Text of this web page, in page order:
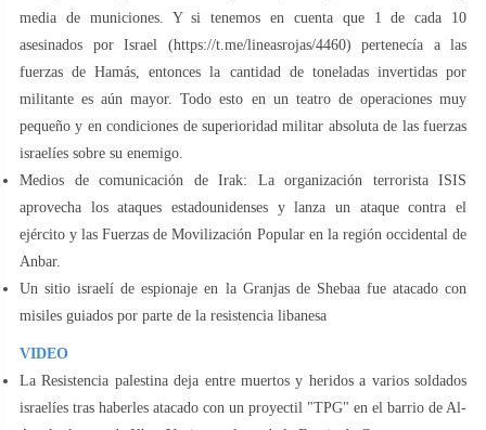
media de municiones. Y si tenemos en cuenta que 1 de cada 10
asesinados por Israel (https://t.me/lineasrojas/4460) pertenecía a las
fuerzas de Hamás, entonces la cantidad de toneladas invertidas por
militante es aún mayor. Todo esto en un teatro de operaciones muy
pequeño y en condiciones de superioridad militar absoluta de las fuerzas
israelíes sobre su enemigo.
Medios de comunicación de Irak: La organización terrorista ISIS
aprovecha los ataques estadounidenses y lanza un ataque contra el
ejército y las Fuerzas de Movilización Popular en la región occidental de
Anbar.
Un sitio israelí de espionaje en la Granjas de Shebaa fue atacado con
misiles guiados por parte de la resistencia libanesa
VIDEO
La Resistencia palestina deja entre muertos y heridos a varios soldados
israelíes tras haberles atacado con un proyectil "TPG" en el barrio de Al-